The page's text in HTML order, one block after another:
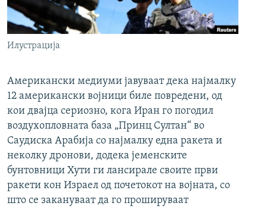
Илустрација
Американски медиуми јавуваат дека најмалку
12 американски војници биле повредени, од
кои двајца сериозно, кога Иран го погодил
воздухопловната база „Принц Султан“ во
Саудиска Арабија со најмалку една ракета и
неколку дронови, додека јеменските
бунтовници Хути ги лансирале своите први
ракети кон Израел од почетокот на војната, со
што се закануваат да го прошируваат